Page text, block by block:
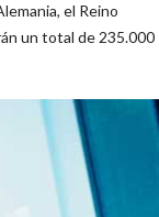
el Reino
un total de 235.000